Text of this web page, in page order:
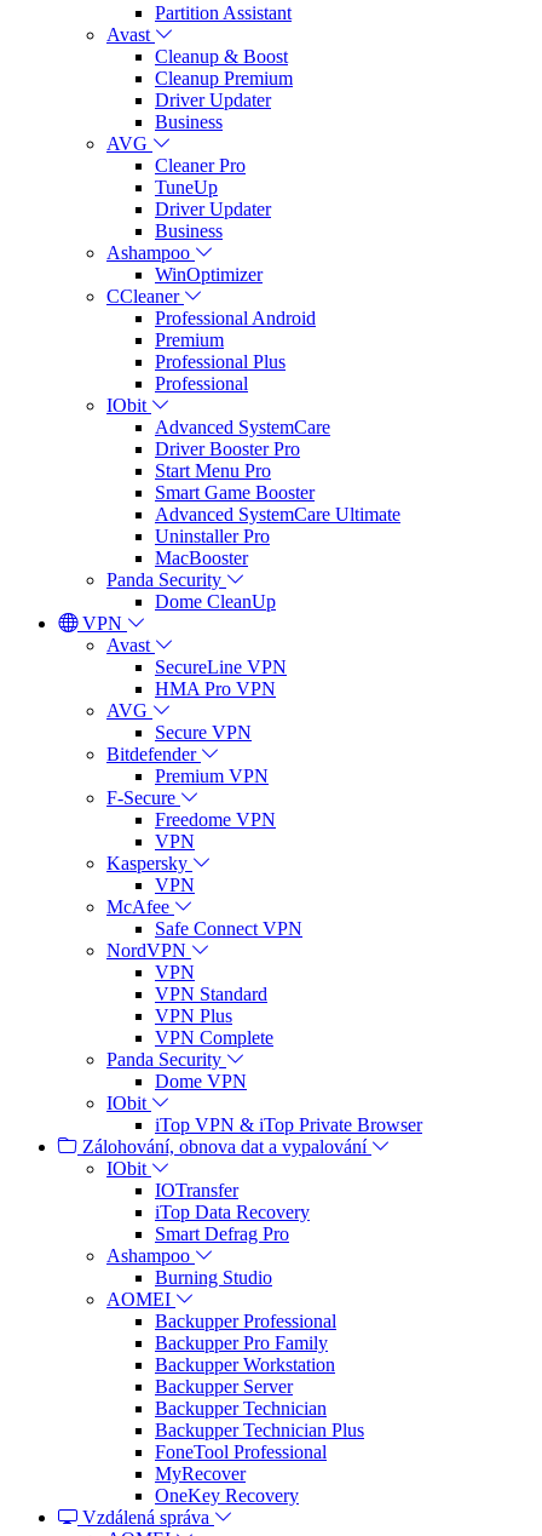
Partition Assistant
Avast
Cleanup & Boost
Cleanup Premium
Driver Updater
Business
AVG
Cleaner Pro
TuneUp
Driver Updater
Business
Ashampoo
WinOptimizer
CCleaner
Professional Android
Premium
Professional Plus
Professional
IObit
Advanced SystemCare
Driver Booster Pro
Start Menu Pro
Smart Game Booster
Advanced SystemCare Ultimate
Uninstaller Pro
MacBooster
Panda Security
Dome CleanUp
VPN
Avast
SecureLine VPN
HMA Pro VPN
AVG
Secure VPN
Bitdefender
Premium VPN
F-Secure
Freedome VPN
VPN
Kaspersky
VPN
McAfee
Safe Connect VPN
NordVPN
VPN
VPN Standard
VPN Plus
VPN Complete
Panda Security
Dome VPN
IObit
iTop VPN & iTop Private Browser
Zálohování, obnova dat a vypalování
IObit
IOTransfer
iTop Data Recovery
Smart Defrag Pro
Ashampoo
Burning Studio
AOMEI
Backupper Professional
Backupper Pro Family
Backupper Workstation
Backupper Server
Backupper Technician
Backupper Technician Plus
FoneTool Professional
MyRecover
OneKey Recovery
Vzdálená správa